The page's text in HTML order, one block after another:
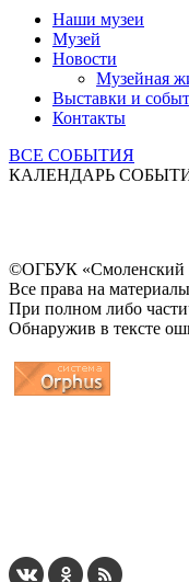
Наши музеи
Музей
Новости
Музейная
Выставки и
Контакты
ВСЕ СОБЫТИЯ
КАЛЕНДАРЬ
©ОГБУК «Смоленский
Все права на
При полном либо
Обнаружив в тексте